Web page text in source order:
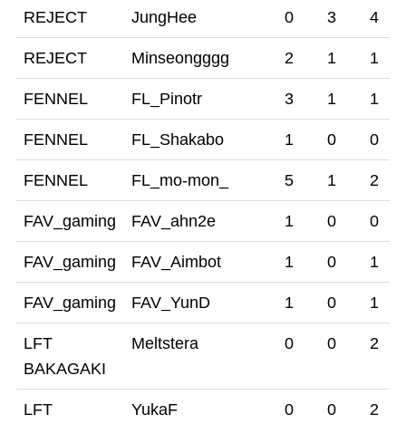
合
合
合
REJECT JungHee 0 3 4
REJECT Minseongggg 2 1 1
FENNEL FL_Pinotr 3 1 1
FENNEL FL_Shakabo 1 0 0
FENNEL FL_mo-mon_ 5 1 2
FAV_gaming FAV_ahn2e 1 0 0
FAV_gaming FAV_Aimbot 1 0 1
FAV_gaming FAV_YunD 1 0 1
LFT
BAKAGAKI
Meltstera 0 0 2
LFT
YukaF 0 0 2